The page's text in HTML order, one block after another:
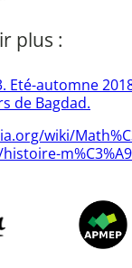
plus :
Eté-automne
de Bagdad.
wiki/